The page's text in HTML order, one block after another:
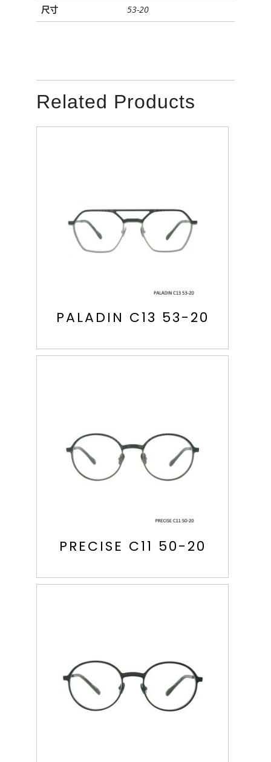
尺寸 53-20
Related Products
PALADIN C13 53-20
PRECISE C11 50-20